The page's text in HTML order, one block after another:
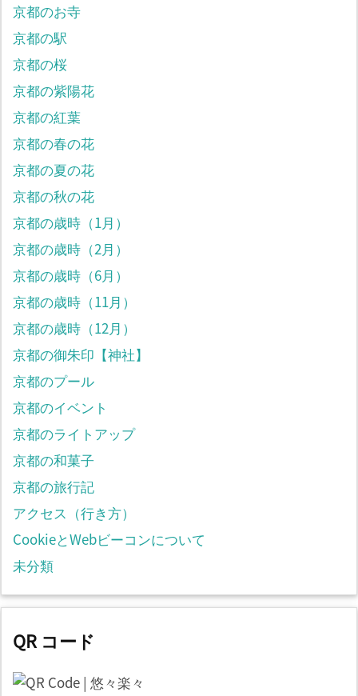
京都のお寺
京都の駅
京都の桜
京都の紫陽花
京都の紅葉
京都の春の花
京都の夏の花
京都の秋の花
京都の歳時（1月）
京都の歳時（2月）
京都の歳時（6月）
京都の歳時（11月）
京都の歳時（12月）
京都の御朱印【神社】
京都のプール
京都のイベント
京都のライトアップ
京都の和菓子
京都の旅行記
アクセス（行き方）
CookieとWebビーコンについて
未分類
QR コード